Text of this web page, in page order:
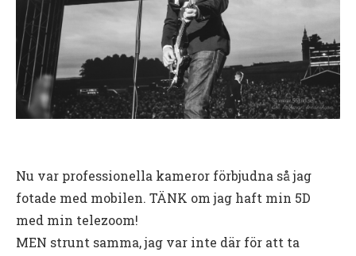
Nu var professionella kameror förbjudna så jag
fotade med mobilen. TÄNK om jag haft min 5D
med min telezoom!
MEN strunt samma, jag var inte där för att ta